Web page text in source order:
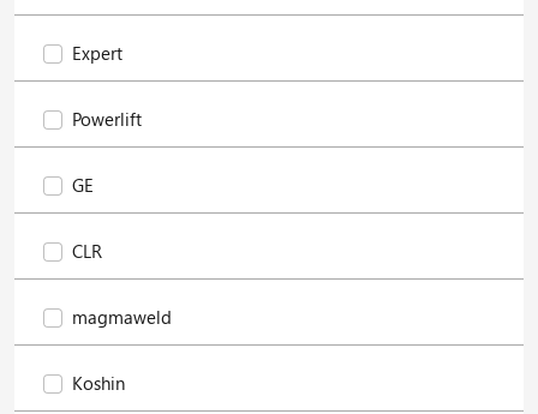
Expert
Powerlift
GE
CLR
magmaweld
Koshin